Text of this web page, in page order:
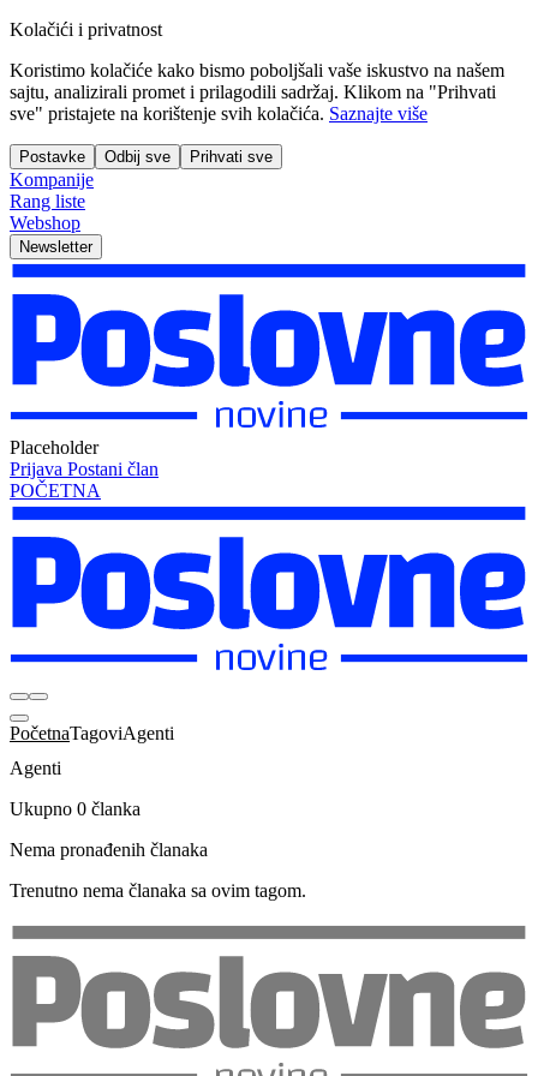
Kolačići i privatnost
Koristimo kolačiće kako bismo poboljšali vaše iskustvo na našem
sajtu, analizirali promet i prilagodili sadržaj. Klikom na "Prihvati
sve" pristajete na korištenje svih kolačića. Saznajte više
Postavke Odbij sve Prihvati sve
Kompanije
Rang liste
Webshop
Newsletter
Placeholder
Prijava Postani član
POČETNA
PočetnaTagoviAgenti
Agenti
Ukupno 0 članka
Nema pronađenih članaka
Trenutno nema članaka sa ovim tagom.